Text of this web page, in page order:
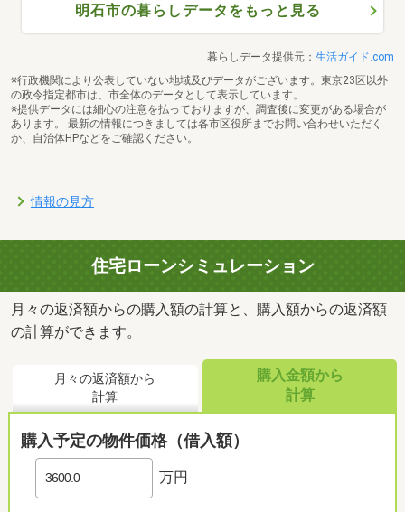
明石市の暮らしデータをもっと見る
暮らしデータ提供元： 生活ガイド.com
※行政機関により公表していない地域及びデータがございます。東京23区以外
の政令指定都市は、市全体のデータとして表示しています。
※提供データには細心の注意を払っておりますが、調査後に変更がある場合が
あります。 最新の情報につきましては各市区役所までお問い合わせいただく
か、自治体HPなどをご確認ください。
情報の見方
住宅ローンシミュレーション
月々の返済額からの購入額の計算と、購入額からの返済額
の計算ができます。
月々の返済額から
計算
購入金額から
計算
購入予定の物件価格（借入額）
万円